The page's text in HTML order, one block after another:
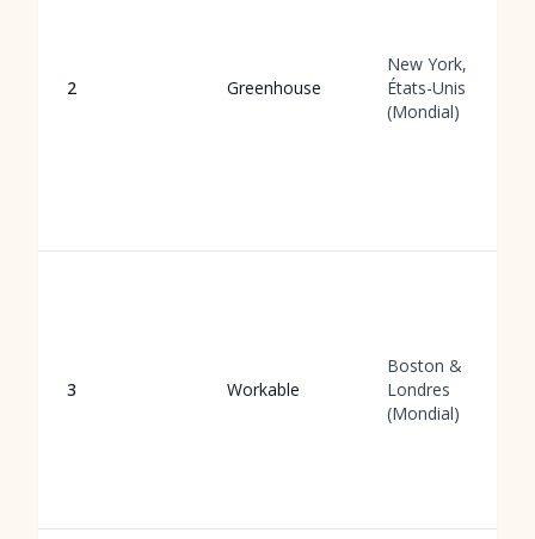
2 Greenhouse
New York,
États-Unis
(Mondial)
3 Workable
Boston &
Londres
(Mondial)